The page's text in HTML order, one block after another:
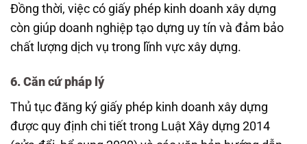
Đồng thời, việc có giấy phép kinh doanh xây dựng
còn giúp doanh nghiệp tạo dựng uy tín và đảm bảo
chất lượng dịch vụ trong lĩnh vực xây dựng.
6. Căn cứ pháp lý
Thủ tục đăng ký giấy phép kinh doanh xây dựng
được quy định chi tiết trong Luật Xây dựng 2014